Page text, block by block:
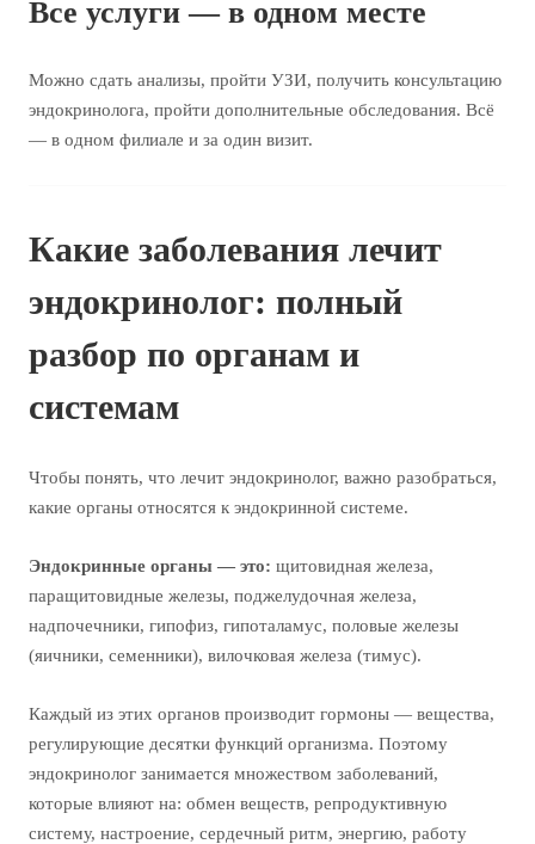
Все услуги — в одном месте
Можно сдать анализы, пройти УЗИ, получить консультацию
эндокринолога, пройти дополнительные обследования. Всё
— в одном филиале и за один визит.
Какие заболевания лечит
эндокринолог: полный
разбор по органам и
системам
Чтобы понять, что лечит эндокринолог, важно разобраться,
какие органы относятся к эндокринной системе.
Эндокринные органы — это: щитовидная железа,
паращитовидные железы, поджелудочная железа,
надпочечники, гипофиз, гипоталамус, половые железы
(яичники, семенники), вилочковая железа (тимус).
Каждый из этих органов производит гормоны — вещества,
регулирующие десятки функций организма. Поэтому
эндокринолог занимается множеством заболеваний,
которые влияют на: обмен веществ, репродуктивную
систему, настроение, сердечный ритм, энергию, работу